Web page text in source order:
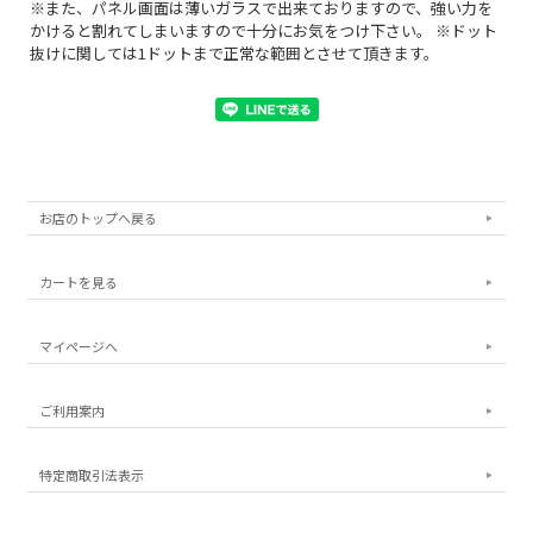
※また、パネル画面は薄いガラスで出来ておりますので、強い力を
かけると割れてしまいますので十分にお気をつけ下さい。 ※ドット
抜けに関しては1ドットまで正常な範囲とさせて頂きます。
お店のトップへ戻る
カートを見る
マイページへ
ご利用案内
特定商取引法表示